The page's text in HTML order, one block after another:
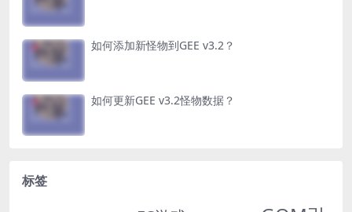
如何添加新怪物到GEE v3.2？
如何更新GEE v3.2怪物数据？
标签